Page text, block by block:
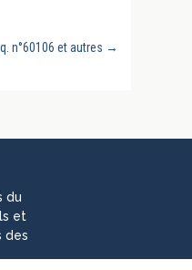
n°60106 et autres →
du
et
des